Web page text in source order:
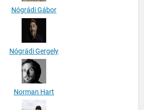
Nógrádi Gábor
Nógrádi Gergely
Norman Hart